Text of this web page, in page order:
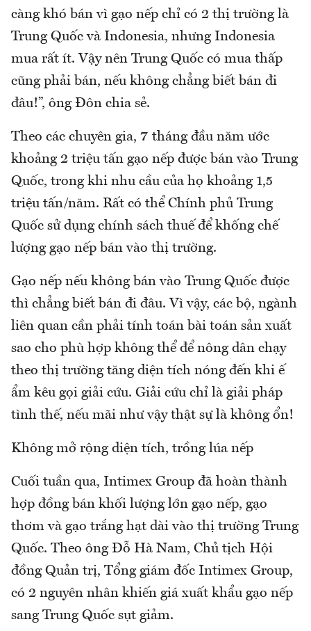
càng khó bán vì gạo nếp chỉ có 2 thị trường là
Trung Quốc và Indonesia, nhưng Indonesia
mua rất ít. Vậy nên Trung Quốc có mua thấp
cũng phải bán, nếu không chẳng biết bán đi
đâu!”, ông Đôn chia sẻ.
Theo các chuyên gia, 7 tháng đầu năm ước
khoảng 2 triệu tấn gạo nếp được bán vào Trung
Quốc, trong khi nhu cầu của họ khoảng 1,5
triệu tấn/năm. Rất có thể Chính phủ Trung
Quốc sử dụng chính sách thuế để khống chế
lượng gạo nếp bán vào thị trường.
Gạo nếp nếu không bán vào Trung Quốc được
thì chẳng biết bán đi đâu. Vì vậy, các bộ, ngành
liên quan cần phải tính toán bài toán sản xuất
sao cho phù hợp không thể để nông dân chạy
theo thị trường tăng diện tích nóng đến khi ế
ẩm kêu gọi giải cứu. Giải cứu chỉ là giải pháp
tình thế, nếu mãi như vậy thật sự là không ổn!
Không mở rộng diện tích, trồng lúa nếp
Cuối tuần qua, Intimex Group đã hoàn thành
hợp đồng bán khối lượng lớn gạo nếp, gạo
thơm và gạo trắng hạt dài vào thị trường Trung
Quốc. Theo ông Đỗ Hà Nam, Chủ tịch Hội
đồng Quản trị, Tổng giám đốc Intimex Group,
có 2 nguyên nhân khiến giá xuất khẩu gạo nếp
sang Trung Quốc sụt giảm.